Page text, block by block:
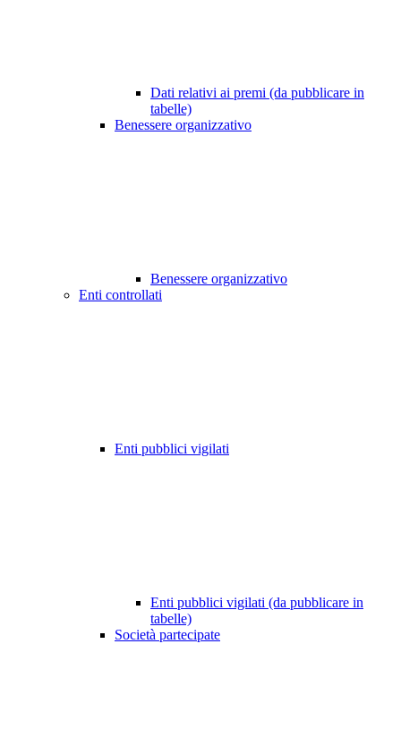
Dati relativi ai premi (da pubblicare in
tabelle)
Benessere organizzativo
Benessere organizzativo
Enti controllati
Enti pubblici vigilati
Enti pubblici vigilati (da pubblicare in
tabelle)
Società partecipate